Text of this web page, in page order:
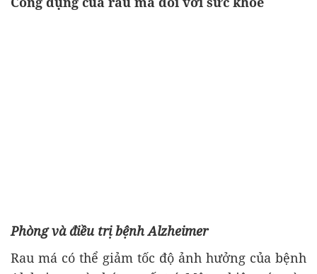
Phòng và điều trị bệnh Alzheimer
Rau má có thể giảm tốc độ ảnh hưởng của bệnh